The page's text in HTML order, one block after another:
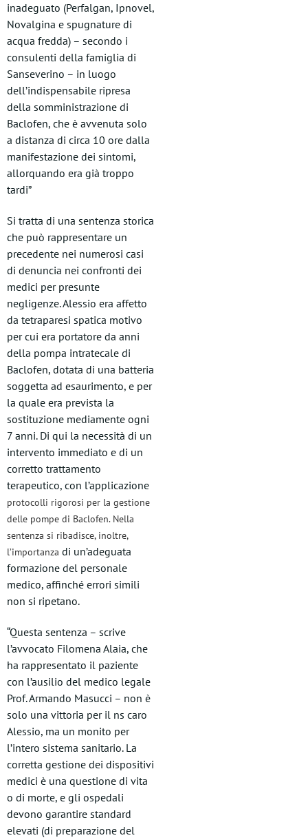
inadeguato (Perfalgan, Ipnovel,
Novalgina e spugnature di
acqua fredda) – secondo i
consulenti della famiglia di
Sanseverino – in luogo
dell’indispensabile ripresa
della somministrazione di
Baclofen, che è avvenuta solo
a distanza di circa 10 ore dalla
manifestazione dei sintomi,
allorquando era già troppo
tardi”
Si tratta di una sentenza storica
che può rappresentare un
precedente nei numerosi casi
di denuncia nei confronti dei
medici per presunte
negligenze. Alessio era affetto
da tetraparesi spatica motivo
per cui era portatore da anni
della pompa intratecale di
Baclofen, dotata di una batteria
soggetta ad esaurimento, e per
la quale era prevista la
sostituzione mediamente ogni
7 anni. Di qui la necessità di un
intervento immediato e di un
corretto trattamento
terapeutico, con l’applicazione
protocolli rigorosi per la gestione
delle pompe di Baclofen. Nella
sentenza si ribadisce, inoltre,
l’importanza di un’adeguata
formazione del personale
medico, affinché errori simili
non si ripetano.
“Questa sentenza – scrive
l’avvocato Filomena Alaia, che
ha rappresentato il paziente
con l’ausilio del medico legale
Prof. Armando Masucci – non è
solo una vittoria per il ns caro
Alessio, ma un monito per
l’intero sistema sanitario. La
corretta gestione dei dispositivi
medici è una questione di vita
o di morte, e gli ospedali
devono garantire standard
elevati (di preparazione del